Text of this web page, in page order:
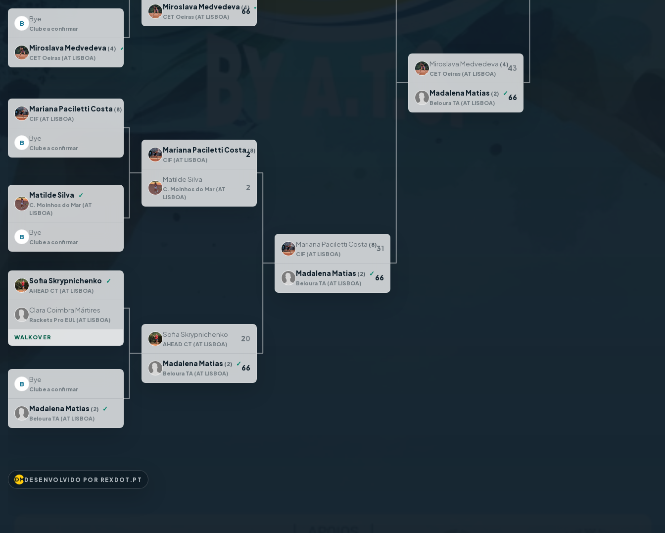
B
Bye
Clube a confirmar
Miroslava Medvedeva (4) ✓
CET Oeiras (AT LISBOA)
Mariana Paciletti Costa (8)
CIF (AT LISBOA)
B
Bye
Clube a confirmar
Matilde Silva ✓
C. Moinhos do Mar (AT
LISBOA)
B
Bye
Clube a confirmar
Sofia Skrypnichenko ✓
AHEAD CT (AT LISBOA)
Clara Coimbra Mártires
Rackets Pro EUL (AT LISBOA)
WALKOVER
B
Bye
Clube a confirmar
Madalena Matias (2) ✓
Beloura TA (AT LISBOA)
Miroslava Medvedeva (4) ✓
CET Oeiras (AT LISBOA)
66
Mariana Paciletti Costa(8)
CIF (AT LISBOA)
2
Matilde Silva
C. Moinhos do Mar (AT
LISBOA)
2
Sofia Skrypnichenko
AHEAD CT (AT LISBOA)
20
Madalena Matias (2) ✓
Beloura TA (AT LISBOA)
66
Mariana Paciletti Costa (8)
CIF (AT LISBOA)
31
Madalena Matias (2) ✓
Beloura TA (AT LISBOA)
66
Miroslava Medvedeva (4)
CET Oeiras (AT LISBOA)
43
Madalena Matias (2) ✓
Beloura TA (AT LISBOA)
66
DMDESENVOLVIDO POR REXDOT.PT